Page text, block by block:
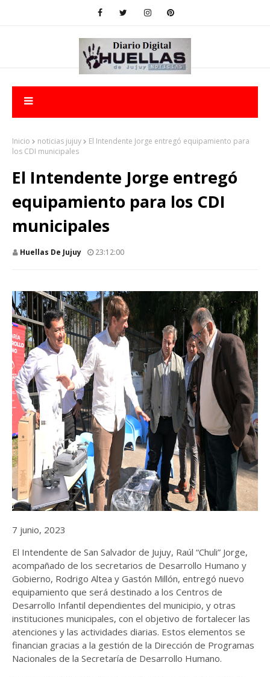
Inicio noticias jujuy
El Intendente Jorge entregó equipamiento para
los CDI municipales
El Intendente Jorge entregó
equipamiento para los CDI
municipales
Huellas De Jujuy 23:12:00
7 junio, 2023
El Intendente de San Salvador de Jujuy, Raúl “Chuli” Jorge,
acompañado de los secretarios de Desarrollo Humano y
Gobierno, Rodrigo Altea y Gastón Millón, entregó nuevo
equipamiento que será destinado a los Centros de
Desarrollo Infantil dependientes del municipio, y otras
instituciones municipales, con el objetivo de fortalecer las
atenciones y las actividades diarias. Estos elementos se
financian gracias a la gestión de la Dirección de Programas
Nacionales de la Secretaría de Desarrollo Humano.